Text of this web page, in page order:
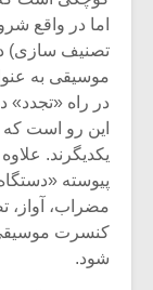
اما در واقع
تصنیف سازی)
موسیقی به
در راه
این رو است
یکدیگرند.
پیوسته
مضراب، آواز،
کنسرت
شود.